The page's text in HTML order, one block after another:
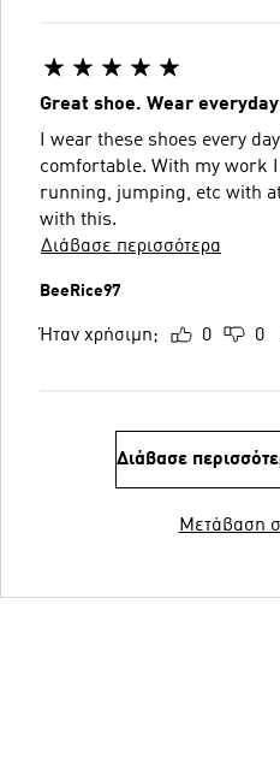
Great shoe. Wear
I wear these shoes every
comfortable. With my work
running, jumping, etc with
with this.
Διάβασε περισσότερα
BeeRice97
Ήταν χρήσιμη; 0 0
Διάβασε
Μετάβαση